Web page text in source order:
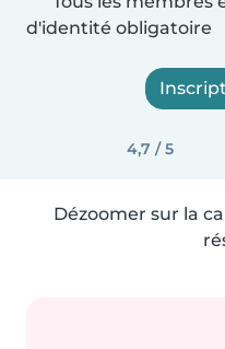
d'identité obligatoire
4,7 / 5
Dézoomer sur la